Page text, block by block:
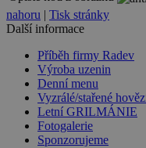
nahoru | Tisk stránky
Další informace
Příběh firmy Radev
Výroba uzenin
Denní menu
Vyzrálé/stařené
Letní GRILMÁNIE
Fotogalerie
Sponzorujeme